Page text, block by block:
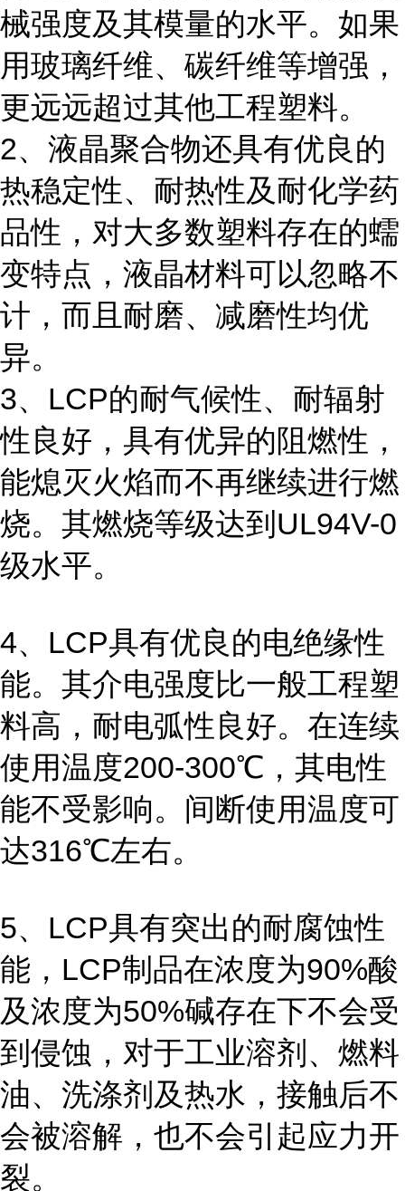
械强度及其模量的水平。如果
用玻璃纤维、碳纤维等增强，
更远远超过其他工程塑料。
2、液晶聚合物还具有优良的
热稳定性、耐热性及耐化学药
品性，对大多数塑料存在的蠕
变特点，液晶材料可以忽略不
计，而且耐磨、减磨性均优
异。
3、LCP的耐气候性、耐辐射
性良好，具有优异的阻燃性，
能熄灭火焰而不再继续进行燃
烧。其燃烧等级达到UL94V-0
级水平。
4、LCP具有优良的电绝缘性
能。其介电强度比一般工程塑
料高，耐电弧性良好。在连续
使用温度200-300℃，其电性
能不受影响。间断使用温度可
达316℃左右。
5、LCP具有突出的耐腐蚀性
能，LCP制品在浓度为90%酸
及浓度为50%碱存在下不会受
到侵蚀，对于工业溶剂、燃料
油、洗涤剂及热水，接触后不
会被溶解，也不会引起应力开
裂。